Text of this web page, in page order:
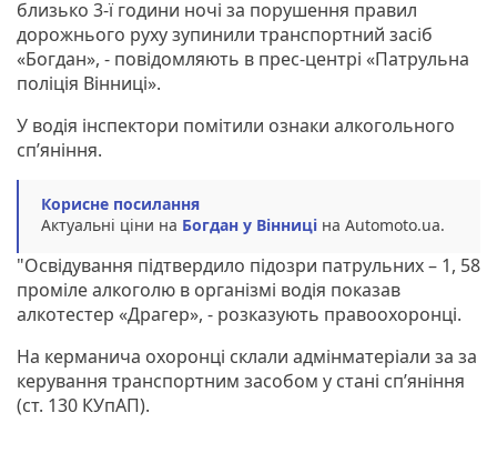
близько 3-ї години ночі за порушення правил
дорожнього руху зупинили транспортний засіб
«Богдан», - повідомляють в прес-центрі «Патрульна
поліція Вінниці».
У водія інспектори помітили ознаки алкогольного
сп’яніння.
Корисне посилання
Актуальні ціни на Богдан у Вінниці на Automoto.ua.
"Освідування підтвердило підозри патрульних – 1, 58
проміле алкоголю в організмі водія показав
алкотестер «Драгер», - розказують правоохоронці.
На керманича охоронці склали адмінматеріали за за
керування транспортним засобом у стані сп’яніння
(ст. 130 КУпАП).